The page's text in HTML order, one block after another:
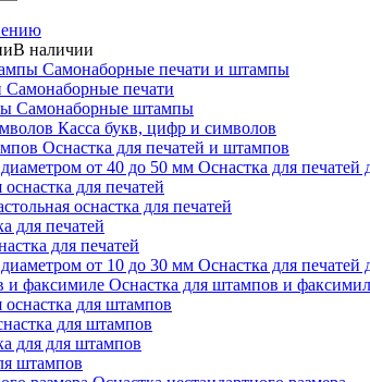
В наличии
Самонаборные печати и штампы
Самонаборные печати
Самонаборные штампы
Касса букв, цифр и символов
Оснастка для печатей и штампов
Оснастка для
для печатей
оснастка для печатей
для печатей
для печатей
Оснастка для
Оснастка для штампов и
для штампов
для штампов
для для штампов
штампов